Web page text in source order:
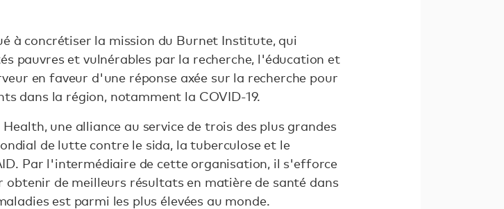
à concrétiser la mission du Burnet Institute, qui
pauvres et vulnérables par la recherche, l'éducation et
en faveur d'une réponse axée sur la recherche pour
dans la région, notamment la COVID-19.
une alliance au service de trois des plus grandes
de lutte contre le sida, la tuberculose et le
Par l'intermédiaire de cette organisation, il s'efforce
de meilleurs résultats en matière de santé dans
est parmi les plus élevées au monde.